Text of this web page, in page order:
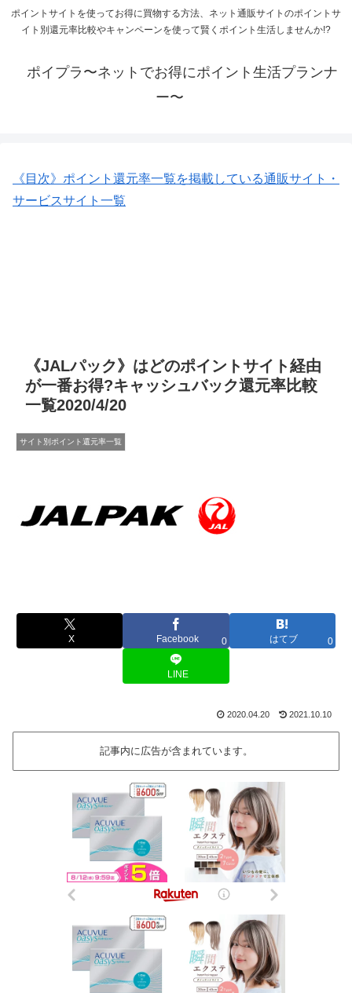
ポイントサイトを使ってお得に買物する方法、ネット通販サイトのポイントサ
イト別還元率比較やキャンペーンを使って賢くポイント生活しませんか!?
ポイプラ〜ネットでお得にポイント生活プランナ
ー〜
《目次》ポイント還元率一覧を掲載している通販サイト・
サービスサイト一覧
《JALパック》はどのポイントサイト経由
が一番お得?キャッシュバック還元率比較
一覧2020/4/20
サイト別ポイント還元率一覧
X Facebook 0 はてブ 0
LINE
2020.04.20 2021.10.10
記事内に広告が含まれています。